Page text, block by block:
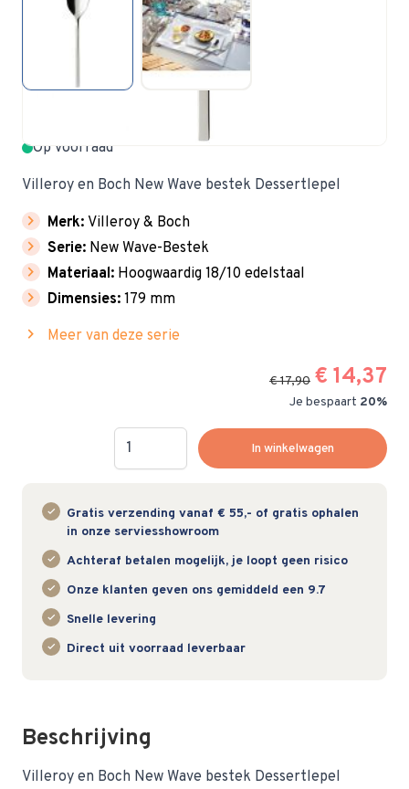
Op voorraad
Villeroy en Boch New Wave bestek Dessertlepel
chevron_right Merk: Villeroy & Boch
chevron_right Serie: New Wave-Bestek
chevron_right Materiaal: Hoogwaardig 18/10 edelstaal
chevron_right Dimensies: 179 mm
chevron_right Meer van deze serie
€ 17,90 € 14,37
Je bespaart 20%
Hoeveelheid
In winkelwagen
Gratis verzending vanaf € 55,- of gratis ophalen
in onze serviesshowroom
Achteraf betalen mogelijk, je loopt geen risico
Onze klanten geven ons gemiddeld een 9.7
Snelle levering
Direct uit voorraad leverbaar
Beschrijving
Villeroy en Boch New Wave bestek Dessertlepel